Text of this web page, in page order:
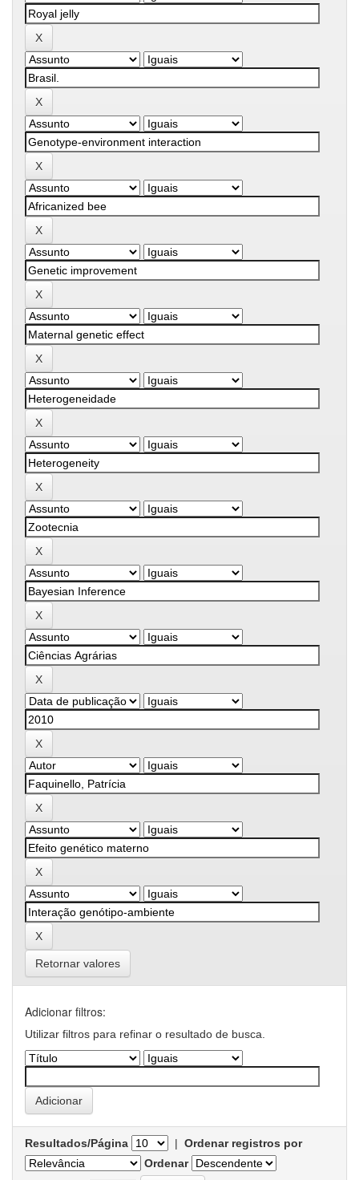
Retornar valores
Adicionar filtros:
Utilizar filtros para refinar o resultado de busca.
Resultados/Página | Ordenar registros por
Ordenar